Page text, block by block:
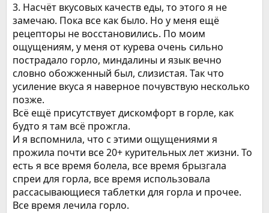
3. Насчёт вкусовых качеств еды, то этого я не
замечаю. Пока все как было. Но у меня ещё
рецепторы не восстановились. По моим
ощущениям, у меня от курева очень сильно
пострадало горло, миндалины и язык вечно
словно обожженный был, слизистая. Так что
усиление вкуса я наверное почувствую несколько
позже.
Всё ещё присутствует дискомфорт в горле, как
будто я там всё прожгла.
И я вспомнила, что с этими ощущениями я
прожила почти все 20+ курительных лет жизни. То
есть я все время болела, все время брызгала
спреи для горла, все время использовала
рассасывающиеся таблетки для горла и прочее.
Все время лечила горло.